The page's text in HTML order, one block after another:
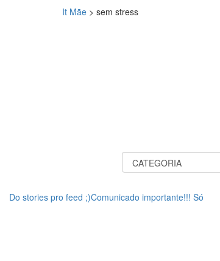
It Mãe > sem stress
Do stories pro feed ;)Comunicado importante!!! Só